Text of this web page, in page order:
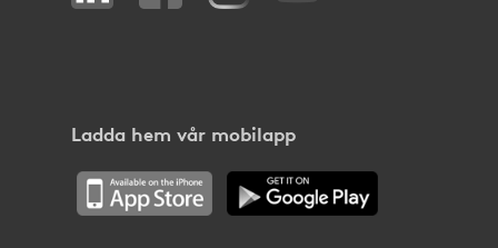
Ladda hem vår mobilapp